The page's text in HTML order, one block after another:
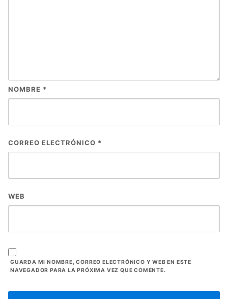
NOMBRE *
CORREO ELECTRÓNICO *
WEB
GUARDA MI NOMBRE, CORREO ELECTRÓNICO Y WEB EN ESTE
NAVEGADOR PARA LA PRÓXIMA VEZ QUE COMENTE.